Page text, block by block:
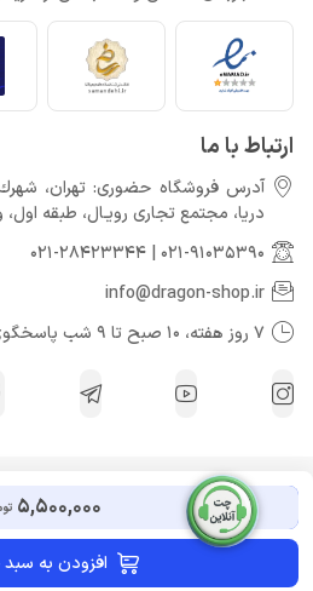
5,500,000
افزودن به سبد
ارتباط با ما
آدرس فروشگاه حضوری: تهران،
دريا، مجتمع تجارى رويـال، طبقه اول، واحد 110 فروشگاه
021-91035390
021-28423344
info@dragon-shop.ir
7 روز هفته، 10 صبح تا 9 شب پاسخگوی شما عزیزان هستیم.
کلیه حقوق مادی و معنوی برای